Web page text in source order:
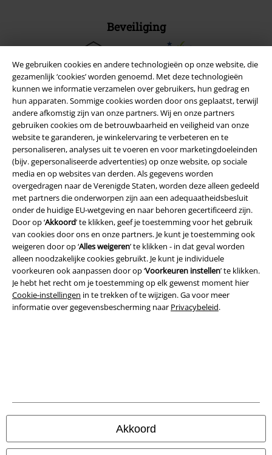
We gebruiken cookies en andere technologieën op onze website, die
gezamenlijk ‘cookies’ worden genoemd. Met deze technologieën
kunnen we informatie verzamelen over gebruikers, hun gedrag en
hun apparaten. Sommige cookies worden door ons geplaatst, terwijl
andere afkomstig zijn van onze partners. Wij en onze partners
gebruiken cookies om de betrouwbaarheid en veiligheid van onze
website te garanderen, je winkelervaring te verbeteren en te
personaliseren, analyses uit te voeren en voor marketingdoeleinden
(bijv. gepersonaliseerde advertenties) op onze website, op sociale
media en op websites van derden. Als gegevens worden
overgedragen naar de Verenigde Staten, worden deze alleen gedeeld
met partners die onderworpen zijn aan een adequaatheidsbesluit
onder de huidige EU-wetgeving en naar behoren gecertificeerd zijn.
Door op ‘Akkoord’ te klikken, geef je toestemming voor het gebruik
van cookies door ons en onze partners. Je kunt je toestemming ook
weigeren door op ‘Alles weigeren’ te klikken - in dat geval worden
alleen noodzakelijke cookies gebruikt. Je kunt je individuele
voorkeuren ook aanpassen door op ‘Voorkeuren instellen’ te klikken.
Je hebt het recht om je toestemming op elk gewenst moment hier
Cookie-instellingen in te trekken of te wijzigen. Ga voor meer
informatie over gegevensbescherming naar Privacybeleid.
Akkoord
Beveiliging
Legal
Algemene Voorwaarden
Bedrijfsgegevens
Privacyverklaring
Verklaring van conformiteit
Alle prijzen incl.wettelijke BTW
© 1986-2026 Large Popmerchandising B.V.